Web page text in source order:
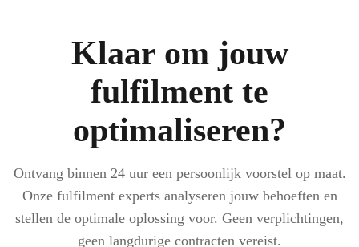
Klaar om jouw
fulfilment te
optimaliseren?
Ontvang binnen 24 uur een persoonlijk voorstel op maat.
Onze fulfilment experts analyseren jouw behoeften en
stellen de optimale oplossing voor. Geen verplichtingen,
geen langdurige contracten vereist.